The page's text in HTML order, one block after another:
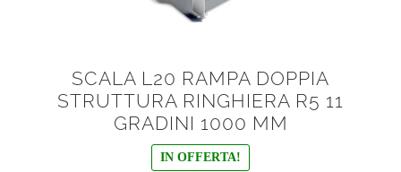
SCALA L20 RAMPA DOPPIA
STRUTTURA RINGHIERA R5 11
GRADINI 1000 MM
IN OFFERTA!